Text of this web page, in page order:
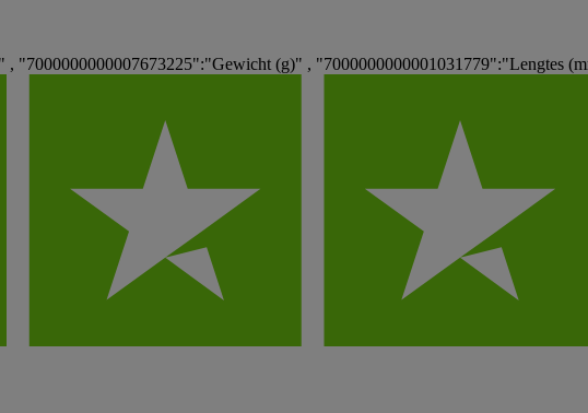
"7000000000007673225":"Gewicht (g)" , "7000000000001031779":"Lengtes